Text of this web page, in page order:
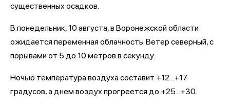
существенных осадков.
В понедельник, 10 августа, в Воронежской области
ожидается переменная облачность. Ветер северный, с
порывами от 5 до 10 метров в секунду.
Ночью температура воздуха составит +12...+17
градусов, а днем воздух прогреется до +25...+30.